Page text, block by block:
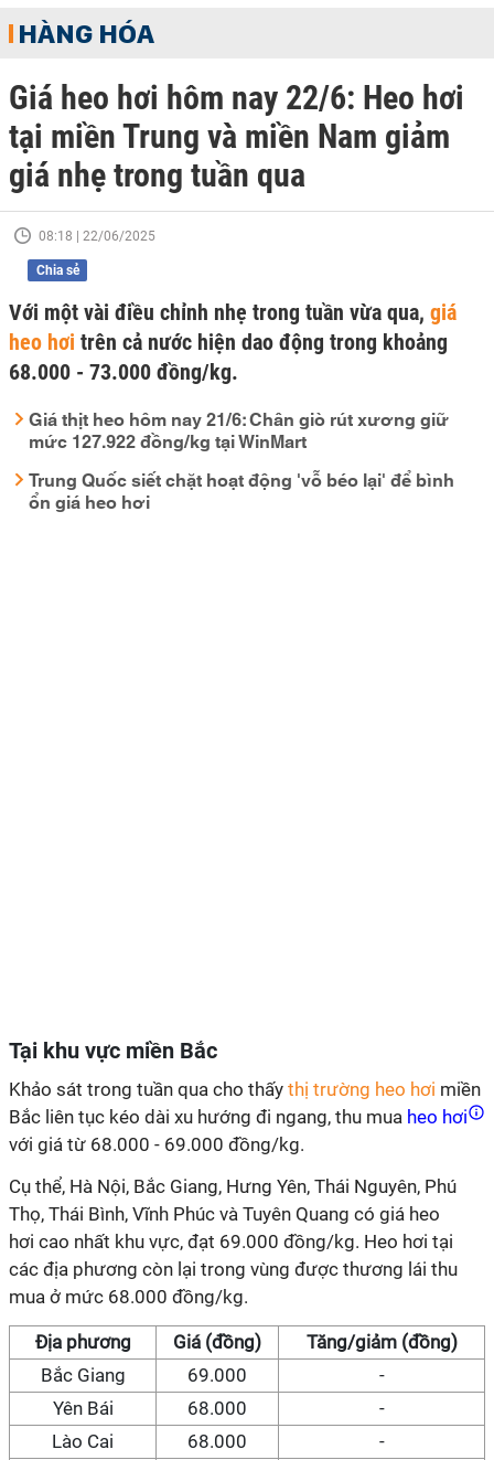
HÀNG HÓA
Giá heo hơi hôm nay 22/6: Heo hơi
tại miền Trung và miền Nam giảm
giá nhẹ trong tuần qua
08:18 | 22/06/2025
Chia sẻ
Với một vài điều chỉnh nhẹ trong tuần vừa qua, giá
heo hơi trên cả nước hiện dao động trong khoảng
68.000 - 73.000 đồng/kg.
Giá thịt heo hôm nay 21/6: Chân giò rút xương giữ
mức 127.922 đồng/kg tại WinMart
Trung Quốc siết chặt hoạt động 'vỗ béo lại' để bình
ổn giá heo hơi
Tại khu vực miền Bắc
Khảo sát trong tuần qua cho thấy thị trường heo hơi miền
Bắc liên tục kéo dài xu hướng đi ngang, thu mua heo hơi
với giá từ 68.000 - 69.000 đồng/kg.
Cụ thể, Hà Nội, Bắc Giang, Hưng Yên, Thái Nguyên, Phú
Thọ, Thái Bình, Vĩnh Phúc và Tuyên Quang có giá heo
hơi cao nhất khu vực, đạt 69.000 đồng/kg. Heo hơi tại
các địa phương còn lại trong vùng được thương lái thu
mua ở mức 68.000 đồng/kg.
Địa phương Giá (đồng)
Tăng/giảm (đồng)
Bắc Giang
69.000
-
Yên Bái
68.000
-
Lào Cai
68.000
-